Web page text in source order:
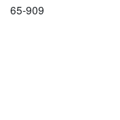
65-909